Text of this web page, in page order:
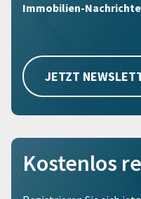
Immobilien-
JETZT
Kostenlos